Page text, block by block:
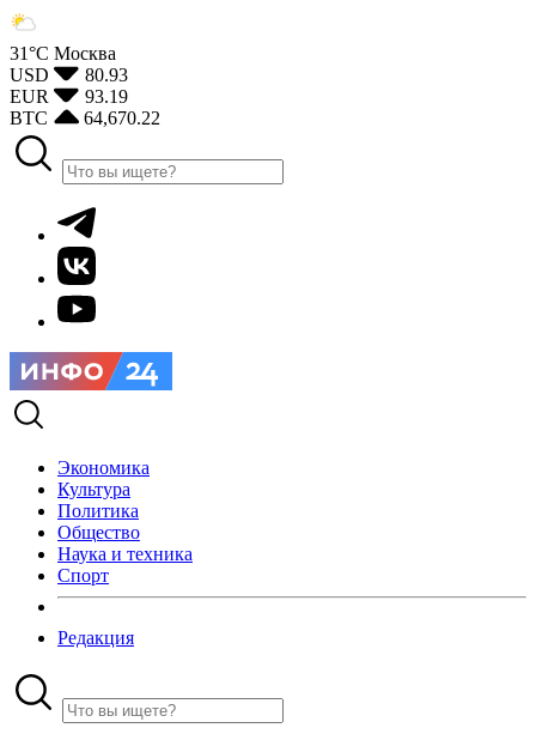
31°С Москва
USD
80.93
EUR
93.19
BTC
64,670.22
Экономика
Культура
Политика
Общество
Наука и техника
Спорт
Редакция